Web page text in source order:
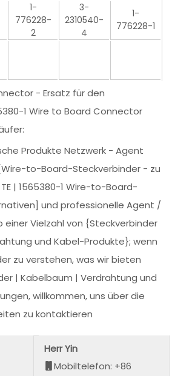
1-
776228-
2
3-
2310540-
4
1-
776228-1
- Ersatz für den
1 Wire to Board Connector
Produkte Netzwerk - Agent
to-Board-Steckverbinder - zu
| 1565380-1 Wire-to-Board-
und professionelle Agent /
einer Vielzahl von {Steckverbinder
und Kabel-Produkte}; wenn
zu verstehen, was wir bieten
| Kabelbaum | Verdrahtung und
willkommen, uns über die
zu kontaktieren
Herr Yin
Mobiltelefon: +86